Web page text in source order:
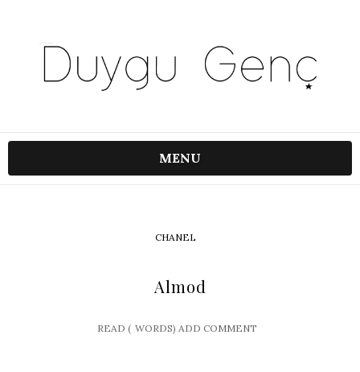
MENU
CHANEL
Almod
READ ( WORDS) ADD COMMENT